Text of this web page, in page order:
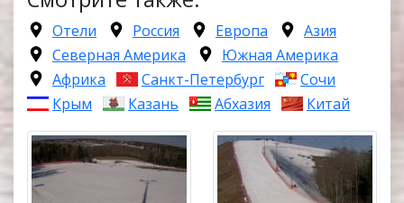
Отели Россия Европа
Азия
Северная Америка
Южная Америка
Африка
Санкт-Петербург
Сочи
Крым
Казань Абхазия Китай